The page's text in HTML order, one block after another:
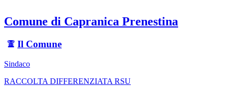
Comune di Capranica Prenestina
Il Comune
Sindaco
RACCOLTA DIFFERENZIATA RSU